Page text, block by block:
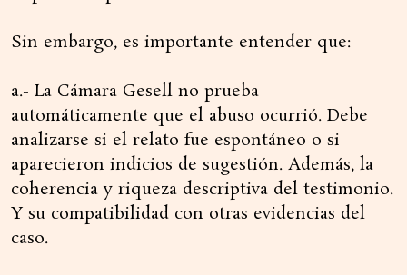
Sin embargo, es importante entender que:
a.- La Cámara Gesell no prueba
automáticamente que el abuso ocurrió. Debe
analizarse si el relato fue espontáneo o si
aparecieron indicios de sugestión. Además, la
coherencia y riqueza descriptiva del testimonio.
Y su compatibilidad con otras evidencias del
caso.